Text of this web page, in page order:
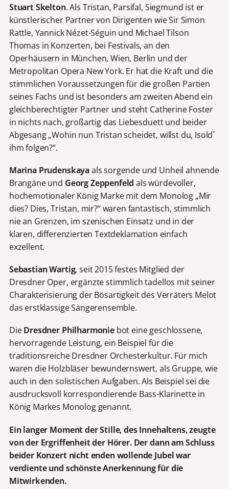
Stuart Skelton. Als Tristan, Parsifal, Siegmund ist er
künstlerischer Partner von Dirigenten wie Sir Simon
Rattle, Yannick Nézet-Séguin und Michael Tilson
Thomas in Konzerten, bei Festivals, an den
Operhäusern in München, Wien, Berlin und der
Metropolitan Opera New York. Er hat die Kraft und die
stimmlichen Voraussetzungen für die großen Partien
seines Fachs und ist besonders am zweiten Abend ein
gleichberechtigter Partner und steht Catherine Foster
in nichts nach, großartig das Liebesduett und beider
Abgesang „Wohin nun Tristan scheidet, willst du, Isold´
ihm folgen?“.
Marina Prudenskayaals sorgende und Unheil ahnende
Brangäne und Georg Zeppenfeld als würdevoller,
hochemotionaler König Marke mit dem Monolog „Mir
dies? Dies, Tristan, mir?“ waren fantastisch, stimmlich
nie an Grenzen, im szenischen Einsatz und in der
klaren, differenzierten Textdeklamation einfach
exzellent.
Sebastian Wartig, seit 2015 festes Mitglied der
Dresdner Oper, ergänzte stimmlich tadellos mit seiner
Charakterisierung der Bösartigkeit des Verräters Melot
das erstklassige Sängerensemble.
DieDresdner Philharmonie bot eine geschlossene,
hervorragende Leistung, ein Beispiel für die
traditionsreiche Dresdner Orchesterkultur. Für mich
waren die Holzbläser bewundernswert, als Gruppe, wie
auch in den solistischen Aufgaben. Als Beispiel sei die
ausdrucksvoll korrespondierende Bass-Klarinette in
König Markes Monolog genannt.
Ein langer Moment der Stille, des Innehaltens, zeugte
von der Ergriffenheit der Hörer. Der dann am Schluss
beider Konzert nicht enden wollende Jubel war
verdiente und schönste Anerkennung für die
Mitwirkenden.